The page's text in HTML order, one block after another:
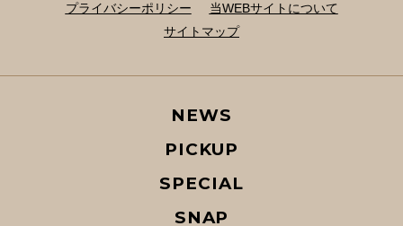
プライバシーポリシー
当WEBサイトについて
サイトマップ
NEWS
PICKUP
SPECIAL
SNAP